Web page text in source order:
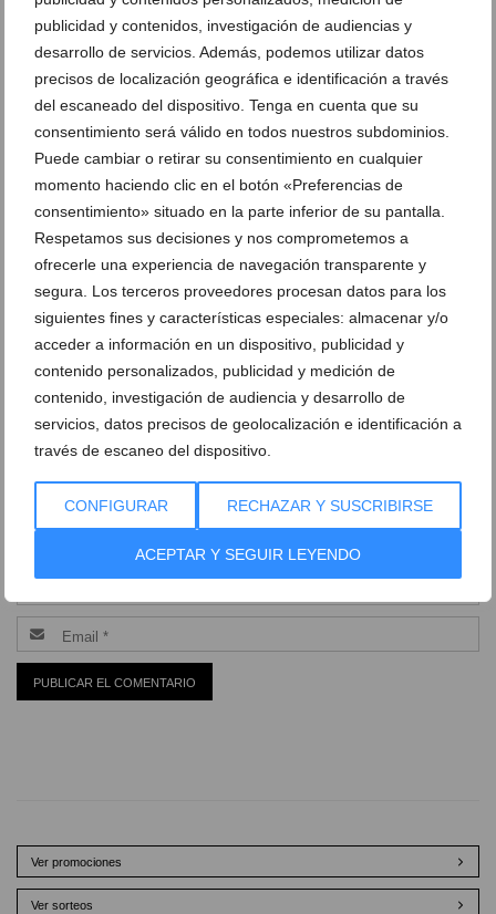
publicidad y contenidos, investigación de audiencias y
desarrollo de servicios. Además, podemos utilizar datos
precisos de localización geográfica e identificación a través
del escaneado del dispositivo. Tenga en cuenta que su
consentimiento será válido en todos nuestros subdominios.
Puede cambiar o retirar su consentimiento en cualquier
momento haciendo clic en el botón «Preferencias de
consentimiento» situado en la parte inferior de su pantalla.
Respetamos sus decisiones y nos comprometemos a
ofrecerle una experiencia de navegación transparente y
segura. Los terceros proveedores procesan datos para los
siguientes fines y características especiales: almacenar y/o
acceder a información en un dispositivo, publicidad y
contenido personalizados, publicidad y medición de
contenido, investigación de audiencia y desarrollo de
servicios, datos precisos de geolocalización e identificación a
través de escaneo del dispositivo.
CONFIGURAR RECHAZAR Y SUSCRIBIRSE
ACEPTAR Y SEGUIR LEYENDO
Un buen casco te protegerá durante tus
rutas
Unos accesorios idóneos para el ciclismo
Logo Xabia’s Bike Logo recomendado Xabia’s Bike
DEJA UN COMENTARIO
Ver promociones
Ver sorteos